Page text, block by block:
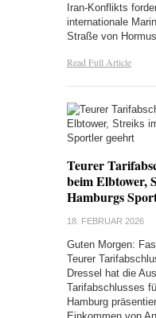
Iran-Konflikts
internationale
Straße von
Read Full Article
Teurer
beim Elbtower,
Hamburgs
18. FEBRUAR 2026
Guten Morgen:
Teurer
Dressel hat die
Tarifabschlusses
Hamburg